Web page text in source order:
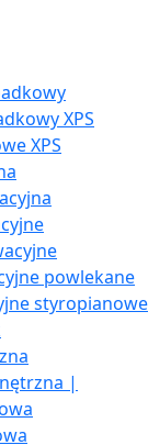
XPS
XPS
powlekane
styropianowe
|